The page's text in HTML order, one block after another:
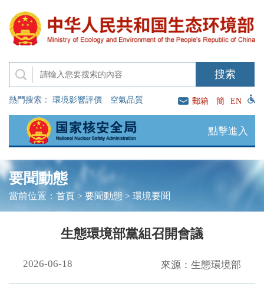
熱門搜索： 環境影響評價 空氣品質 郵箱 簡 EN
點擊進入
要聞動態
當前位置： 首頁> 要聞動態> 環境要聞
生態環境部黨組召開會議
2026-06-18 來源：生態環境部